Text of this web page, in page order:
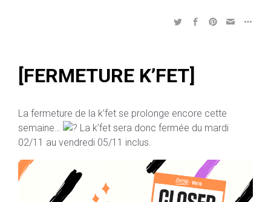
[FERMETURE K’FET]
La fermeture de la k’fet se prolonge encore cette
semaine…
La k’fet sera donc fermée du mardi
02/11 au vendredi 05/11 inclus.